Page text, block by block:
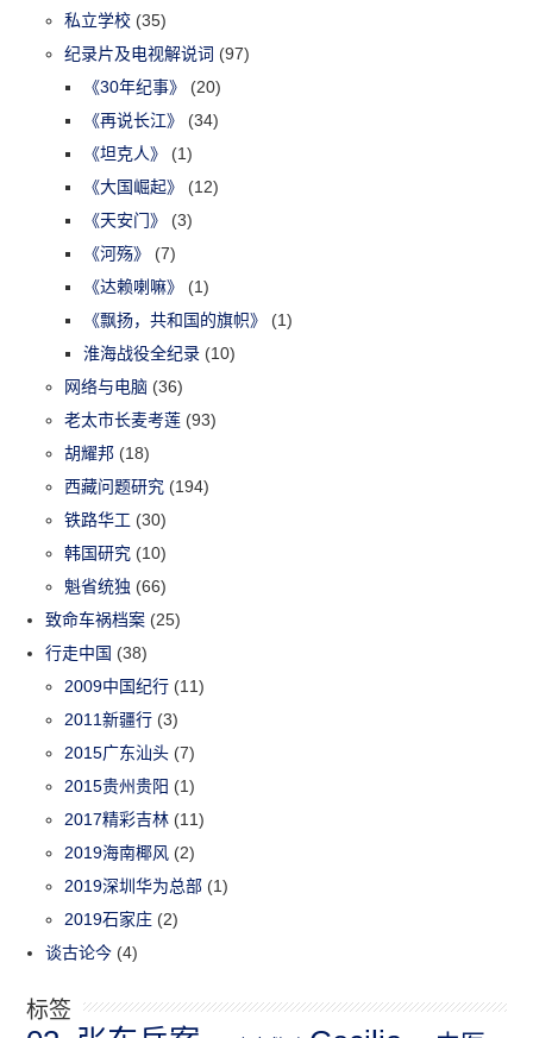
私立学校 (35)
纪录片及电视解说词 (97)
《30年纪事》
(20)
《再说长江》
(34)
《坦克人》
(1)
《大国崛起》
(12)
《天安门》
(3)
《河殇》
(7)
《达赖喇嘛》
(1)
《飘扬，共和国的旗帜》
(1)
淮海战役全纪录 (10)
网络与电脑 (36)
老太市长麦考莲 (93)
胡耀邦 (18)
西藏问题研究 (194)
铁路华工 (30)
韩国研究 (10)
魁省统独 (66)
致命车祸档案 (25)
行走中国 (38)
2009中国纪行 (11)
2011新疆行 (3)
2015广东汕头 (7)
2015贵州贵阳 (1)
2017精彩吉林 (11)
2019海南椰风 (2)
2019深圳华为总部 (1)
2019石家庄 (2)
谈古论今 (4)
标签